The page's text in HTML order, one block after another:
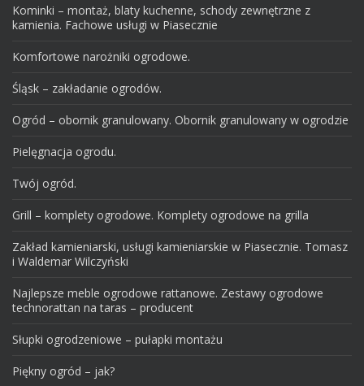
Kominki – montaż, blaty kuchenne, schody zewnętrzne z
kamienia. Fachowe usługi w Piasecznie
Komfortowe narożniki ogrodowe.
Śląsk – zakładanie ogrodów.
Ogród – obornik granulowany. Obornik granulowany w ogrodzie
Pielęgnacja ogrodu.
Twój ogród.
Grill – komplety ogrodowe. Komplety ogrodowe na grilla
Zakład kamieniarski, usługi kamieniarskie w Piasecznie. Tomasz
i Waldemar Wilczyński
Najlepsze meble ogrodowe rattanowe. Zestawy ogrodowe
technorattan na taras – producent
Słupki ogrodzeniowe – pułapki montażu
Piękny ogród – jak?